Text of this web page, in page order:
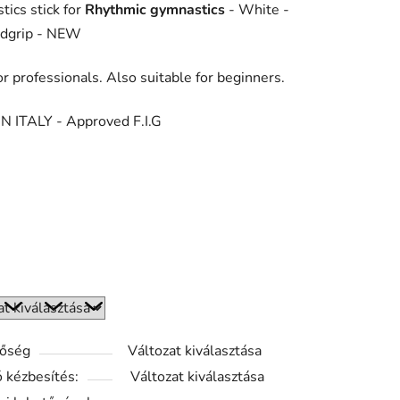
stick for Rhythmic gymnastics - White -
- NEW
professionals. Also suitable for beginners.
ITALY - Approved F.I.G
Változat kiválasztása
kézbesítés:
Változat kiválasztása